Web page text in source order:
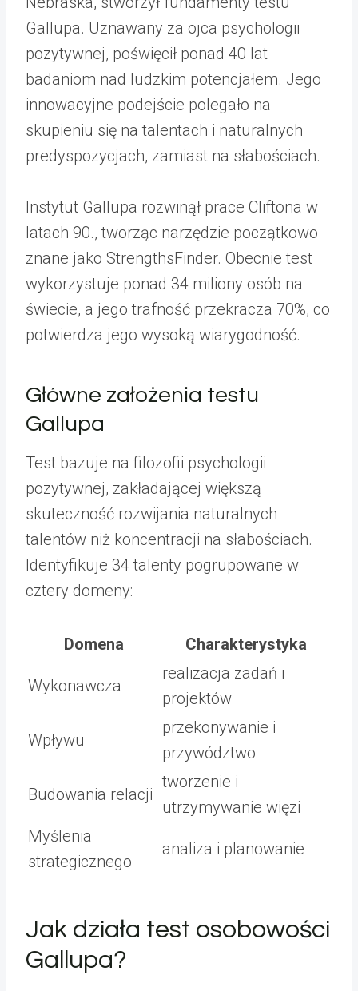
Gallupa. Uznawany za ojca psychologii
pozytywnej, poświęcił ponad 40 lat
badaniom nad ludzkim potencjałem. Jego
innowacyjne podejście polegało na
skupieniu się na talentach i naturalnych
predyspozycjach, zamiast na słabościach.
Instytut Gallupa rozwinął prace Cliftona w
latach 90., tworząc narzędzie początkowo
znane jako StrengthsFinder. Obecnie test
wykorzystuje ponad 34 miliony osób na
świecie, a jego trafność przekracza 70%, co
potwierdza jego wysoką wiarygodność.
Główne założenia testu
Gallupa
Test bazuje na filozofii psychologii
pozytywnej, zakładającej większą
skuteczność rozwijania naturalnych
talentów niż koncentracji na słabościach.
Identyfikuje 34 talenty pogrupowane w
cztery domeny:
Domena Charakterystyka
Wykonawcza
realizacja zadań i
projektów
Wpływu
przekonywanie i
przywództwo
Budowania relacji
tworzenie i
utrzymywanie więzi
Myślenia
strategicznego
analiza i planowanie
Jak działa test osobowości
Gallupa?